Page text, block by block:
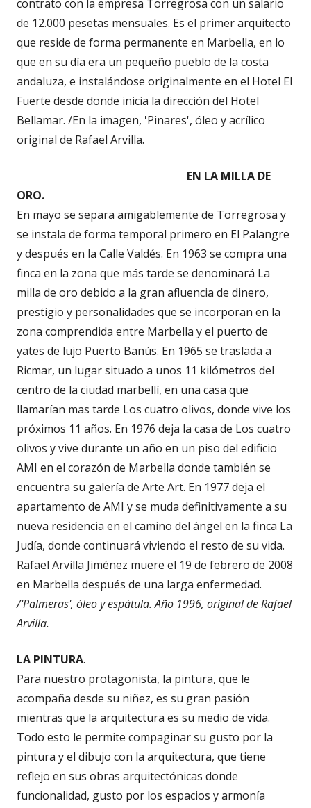
contrato con la empresa Torregrosa con un salario
de 12.000 pesetas mensuales. Es el primer arquitecto
que reside de forma permanente en Marbella, en lo
que en su día era un pequeño pueblo de la costa
andaluza, e instalándose originalmente en el Hotel El
Fuerte desde donde inicia la dirección del Hotel
Bellamar. /En la imagen, 'Pinares', óleo y acrílico
original de Rafael Arvilla.
EN LA MILLA DE
ORO.
En mayo se separa amigablemente de Torregrosa y
se instala de forma temporal primero en El Palangre
y después en la Calle Valdés. En 1963 se compra una
finca en la zona que más tarde se denominará La
milla de oro debido a la gran afluencia de dinero,
prestigio y personalidades que se incorporan en la
zona comprendida entre Marbella y el puerto de
yates de lujo Puerto Banús. En 1965 se traslada a
Ricmar, un lugar situado a unos 11 kilómetros del
centro de la ciudad marbellí, en una casa que
llamarían mas tarde Los cuatro olivos, donde vive los
próximos 11 años. En 1976 deja la casa de Los cuatro
olivos y vive durante un año en un piso del edificio
AMI en el corazón de Marbella donde también se
encuentra su galería de Arte Art. En 1977 deja el
apartamento de AMI y se muda definitivamente a su
nueva residencia en el camino del ángel en la finca La
Judía, donde continuará viviendo el resto de su vida.
Rafael Arvilla Jiménez muere el 19 de febrero de 2008
en Marbella después de una larga enfermedad.
/'Palmeras', óleo y espátula. Año 1996, original de Rafael
Arvilla.
LA PINTURA.
Para nuestro protagonista, la pintura, que le
acompaña desde su niñez, es su gran pasión
mientras que la arquitectura es su medio de vida.
Todo esto le permite compaginar su gusto por la
pintura y el dibujo con la arquitectura, que tiene
reflejo en sus obras arquitectónicas donde
funcionalidad, gusto por los espacios y armonía